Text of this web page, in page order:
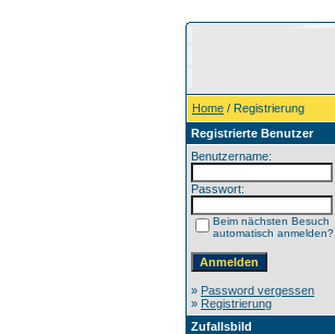
Home / Registrierung
Registrierte Benutzer
Benutzername:
Passwort:
Beim nächsten Besuch
automatisch anmelden?
» Password vergessen
» Registrierung
Zufallsbild